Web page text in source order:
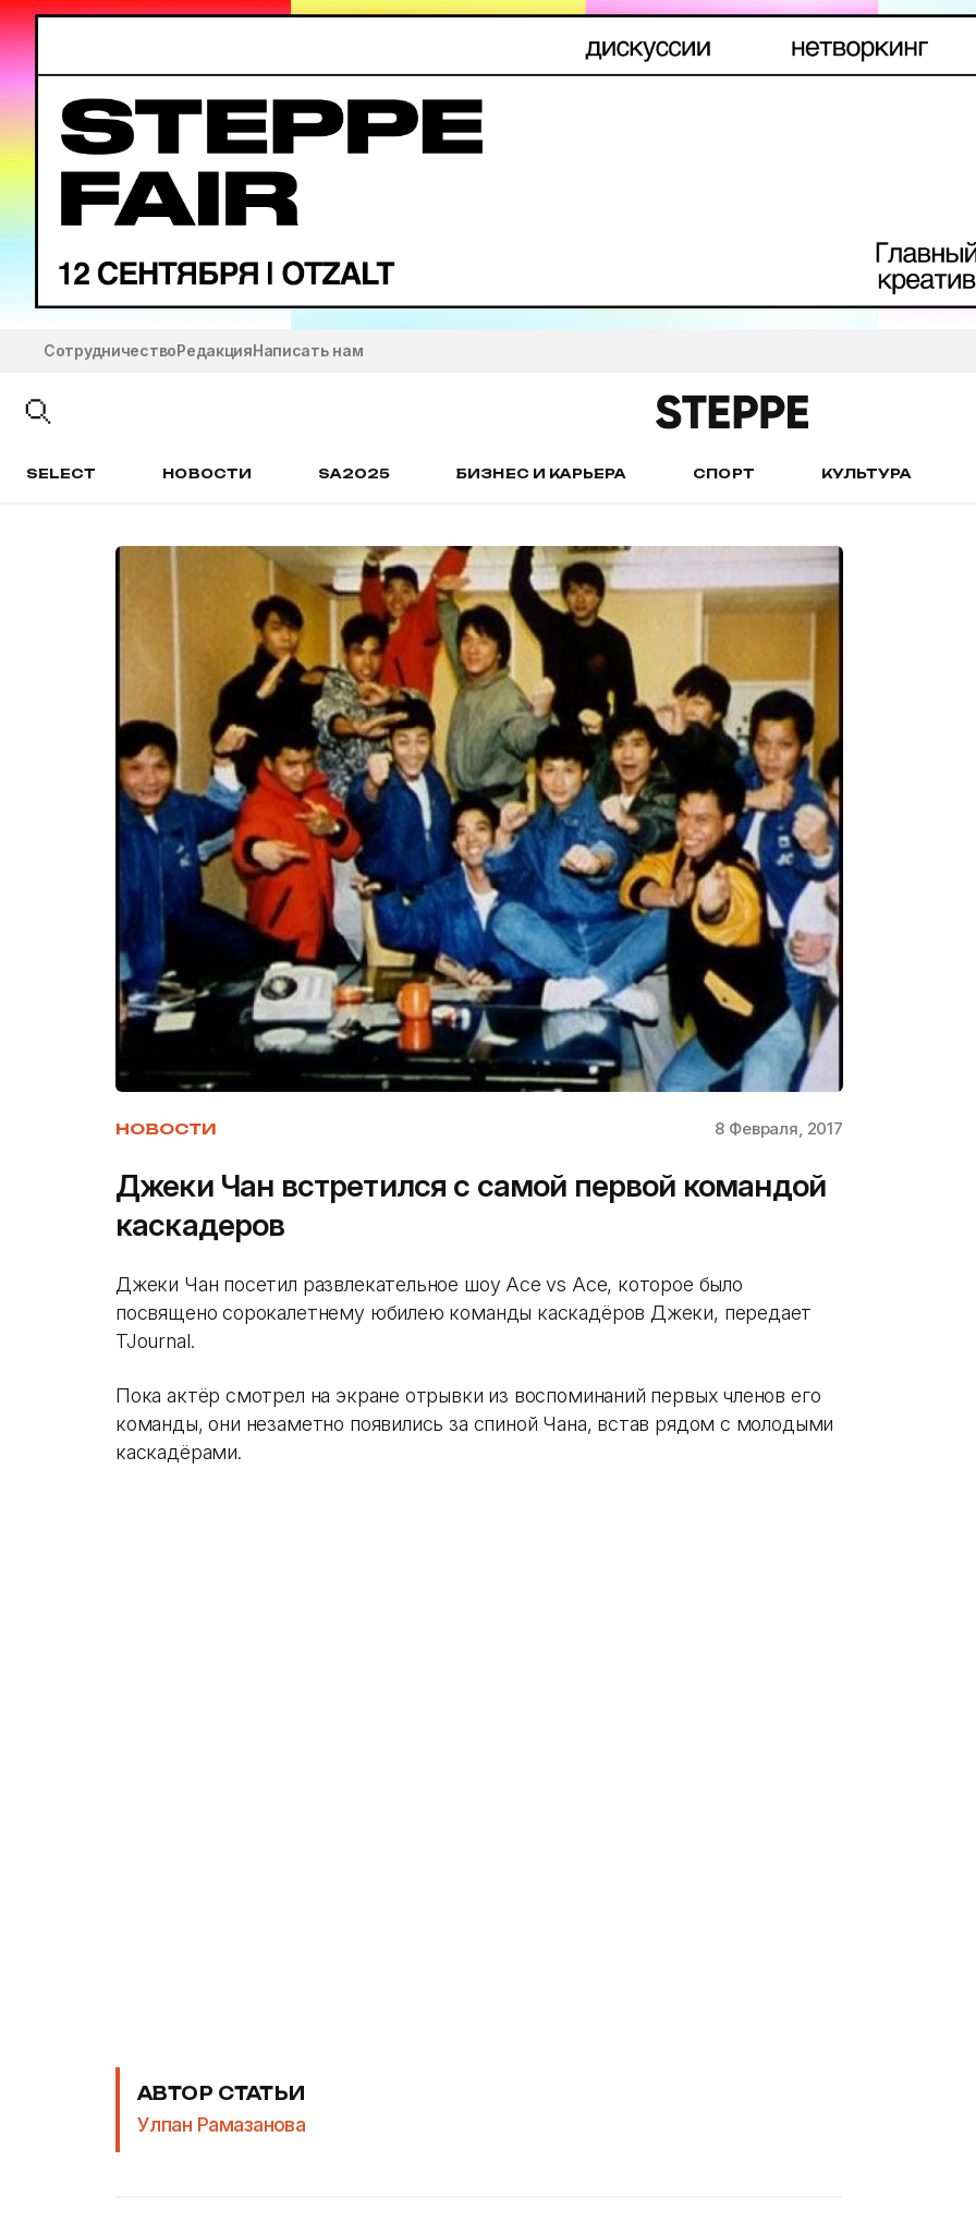
СотрудничествоРедакцияНаписать нам
SELECT НОВОСТИ SA2025 БИЗНЕС И КАРЬЕРА СПОРТ КУЛЬТУРА
НОВОСТИ 8 Февраля, 2017
Джеки Чан встретился с самой первой командой
каскадеров
Джеки Чан посетил развлекательное шоу Ace vs Ace, которое было
посвящено сорокалетнему юбилею команды каскадёров Джеки, передает
TJournal.
Пока актёр смотрел на экране отрывки из воспоминаний первых членов его
команды, они незаметно появились за спиной Чана, встав рядом с молодыми
каскадёрами.
АВТОР СТАТЬИ
Улпан Рамазанова